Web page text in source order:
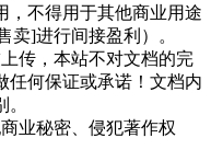
，不得用于其他商业用途
卖]进行间接盈利）。
传，本站不对文档的完
任何保证或承诺！文档内
业秘密、侵犯著作权